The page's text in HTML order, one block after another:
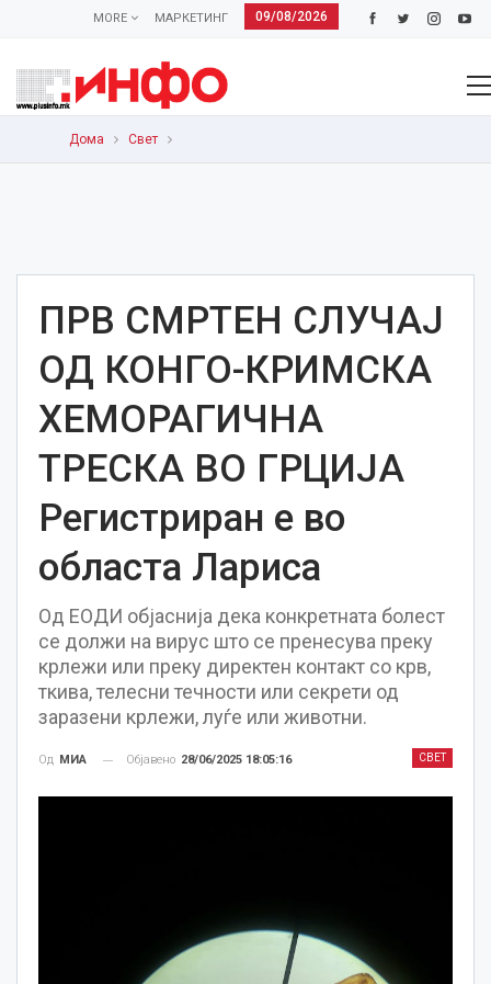
09/08/2026
МАРКЕТИНГ
MORE
Дома Свет
ПРВ СМРТЕН СЛУЧАЈ
ОД КОНГО-КРИМСКА
ХЕМОРАГИЧНА
ТРЕСКА ВО ГРЦИЈА
Регистриран е во
областа Лариса
Од ЕОДИ објаснија дека конкретната болест
се должи на вирус што се пренесува преку
крлежи или преку директен контакт со крв,
ткива, телесни течности или секрети од
заразени крлежи, луѓе или животни.
СВЕТ
Од МИА Објавено 28/06/2025 18:05:16